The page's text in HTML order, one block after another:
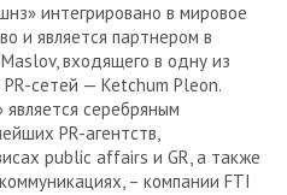
интегрировано в мировое
и является партнером в
входящего в одну из
сетей — Ketchum Pleon.
серебряным
PR-агентств,
public affairs и GR, а также
– компании FTI